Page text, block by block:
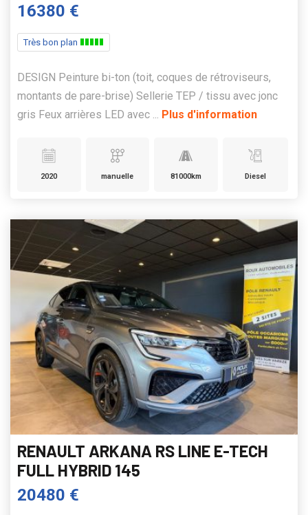
16380 €
Très bon plan
DESIGN Peinture bi-ton (toit, coques de rétroviseurs,
montants de pare-brise) Sellerie TEP / tissu avec jonc
gris Feux arrières LED avec ... Plus d'information
2020 manuelle 81000km Diesel
RENAULT ARKANA RS LINE E-TECH
FULL HYBRID 145
20480 €